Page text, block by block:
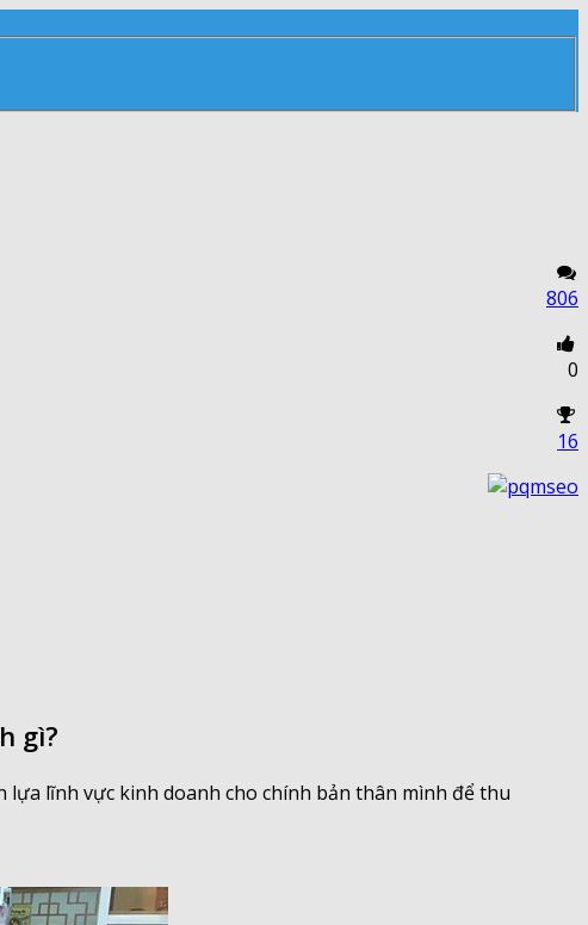
806
0
16
gì?
lĩnh vực kinh doanh cho chính bản thân mình để thu